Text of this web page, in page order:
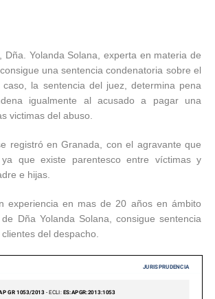
Dña. Yolanda Solana, experta en materia de
una sentencia condenatoria sobre el
la sentencia del juez, determina pena
igualmente al acusado a pagar una
victimas del abuso.
registró en Granada, con el agravante que
que existe parentesco entre víctimas y
e hijas.
experiencia en mas de 20 años en ámbito
Dña Yolanda Solana, consigue sentencia
del despacho.